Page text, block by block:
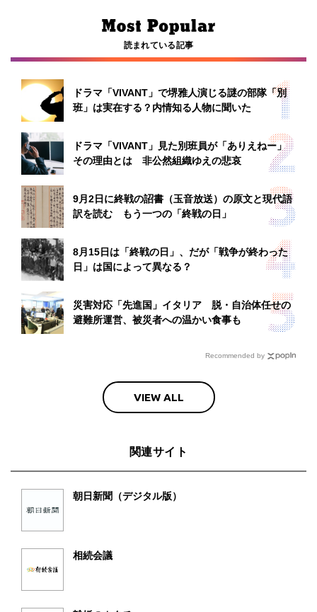
読まれている記事
ドラマ「VIVANT」で堺雅人演じる謎の部隊「別
班」は実在する？内情知る人物に聞いた
ドラマ「VIVANT」見た別班員が「ありえねー」
その理由とは 非公然組織ゆえの悲哀
9月2日に終戦の詔書（玉音放送）の原文と現代語
訳を読む もう一つの「終戦の日」
8月15日は「終戦の日」、だが「戦争が終わった
日」は国によって異なる？
災害対応「先進国」イタリア 脱・自治体任せの
避難所運営、被災者への温かい食事も
Recommended by
VIEW ALL
関連サイト
朝日新聞（デジタル版）
相続会議